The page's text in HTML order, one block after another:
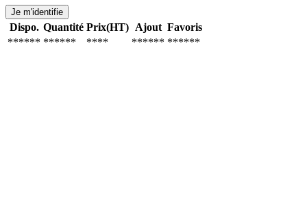
Je m'identifie
Dispo. Quantité Prix(HT) Ajout Favoris
****** ****** **** ****** ******